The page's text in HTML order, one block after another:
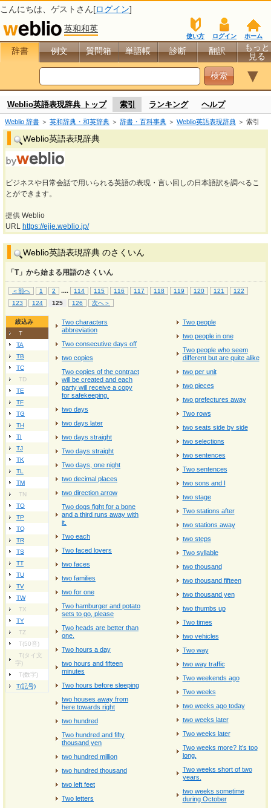
こんにちは、 ゲスト さん[ログイン]
英和和英
ホーム
ログイン
使い方
辞書 例文 質問箱 単語帳 診断 翻訳
もっと
見る
▼
Weblio英語表現辞典 トップ 索引 ランキング ヘルプ
Weblio 辞書 ＞ 英和辞典・和英辞典 ＞ 辞書・百科事典 ＞ Weblio英語表現辞典 ＞ 索引
Weblio英語表現辞典
ビジネスや日常会話で用いられる英語の表現・言い回しの日本語訳を調べるこ
とができます。
提供 Weblio
URL https://ejje.weblio.jp/
Weblio英語表現辞典 のさくいん
「T」から始まる用語のさくいん
＜前へ 1 2 .... 114 115 116 117 118 119 120 121
122
123
124 125 126 次へ＞
絞込み
T
TA
TB
TC
TD
TE
TF
TG
TH
TI
TJ
TK
TL
TM
TN
TO
TP
TQ
TR
TS
TT
TU
TV
TW
TX
TY
TZ
T(50音)
T(タイ文
字)
T(数字)
T(記号)
Two characters
abbreviation
Two consecutive days off
two copies
Two copies of the contract
will be created and each
party will receive a copy
for safekeeping.
two days
two days later
two days straight
Two days straight
Two days, one night
two decimal places
two direction arrow
Two dogs fight for a bone
and a third runs away with
it.
Two each
Two faced lovers
two faces
two families
two for one
Two hamburger and potato
sets to go, please
Two heads are better than
one.
Two hours a day
two hours and fifteen
minutes
Two hours before sleeping
two houses away from
here towards right
two hundred
Two hundred and fifty
thousand yen
two hundred million
two hundred thousand
two left feet
Two letters
Two people
two people in one
Two people who seem
different but are quite alike
two per unit
two pieces
two prefectures away
Two rows
two seats side by side
two selections
two sentences
Two sentences
two sons and I
two stage
Two stations after
two stations away
two steps
Two syllable
two thousand
two thousand fifteen
two thousand yen
two thumbs up
Two times
two vehicles
Two way
two way traffic
Two weekends ago
Two weeks
two weeks ago today
two weeks later
Two weeks later
Two weeks more? It’s too
long.
Two weeks short of two
years.
two weeks sometime
during October